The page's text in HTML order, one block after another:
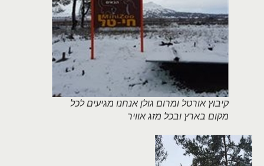
קיבוץ אורטל ומרום גולן אנחנו מגיעים לכל
מקום בארץ ובכל מזג אוויר